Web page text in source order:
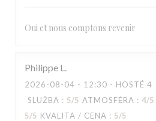
Oui et nous comptons revenir
Philippe L
2026-08-04 - 12:30 - HOSTÉ 4
SLUŽBA : 5/5 ATMOSFÉRA : 4/5
5/5 KVALITA / CENA : 5/5